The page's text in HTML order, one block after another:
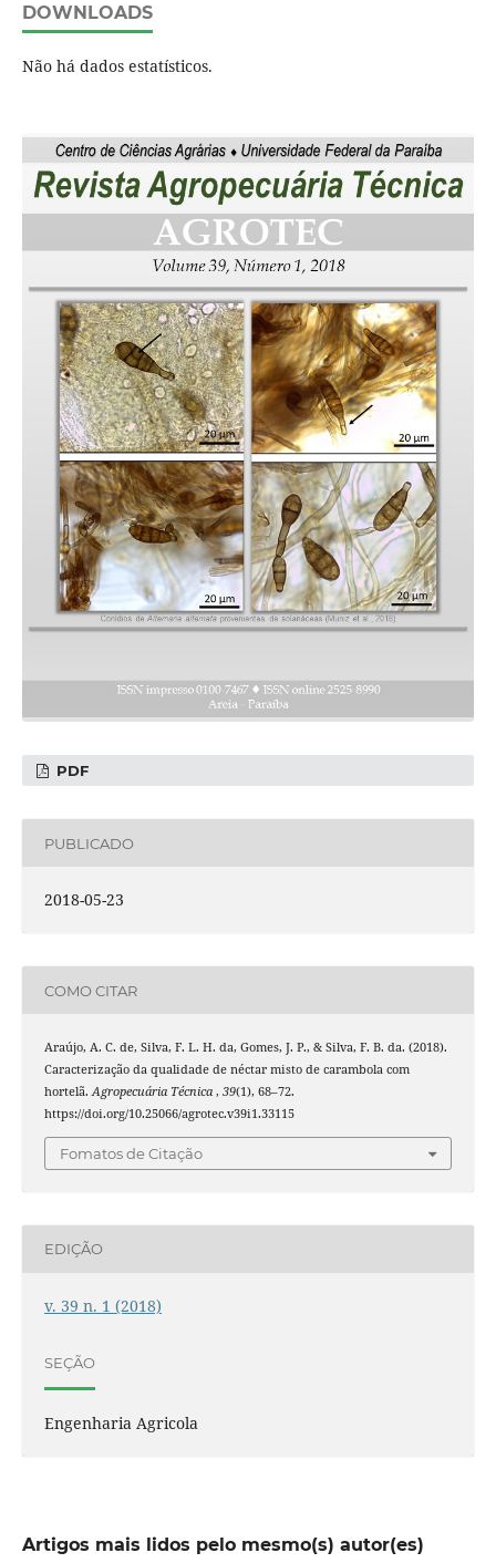
DOWNLOADS
Não há dados estatísticos.
PDF
PUBLICADO
2018-05-23
COMO CITAR
Araújo, A. C. de, Silva, F. L. H. da, Gomes, J. P., & Silva, F. B. da. (2018).
Caracterização da qualidade de néctar misto de carambola com
hortelã.Agropecuária Técnica , 39(1), 68–72.
https://doi.org/10.25066/agrotec.v39i1.33115
Fomatos de Citação
EDIÇÃO
v. 39 n. 1 (2018)
SEÇÃO
Engenharia Agricola
Artigos mais lidos pelo mesmo(s) autor(es)